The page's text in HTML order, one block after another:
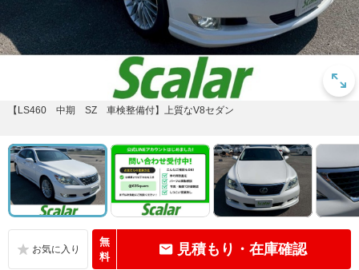
【LS460 中期 SZ 車検整備付】上質なV8セダン
無
料
見積もり・在庫確認